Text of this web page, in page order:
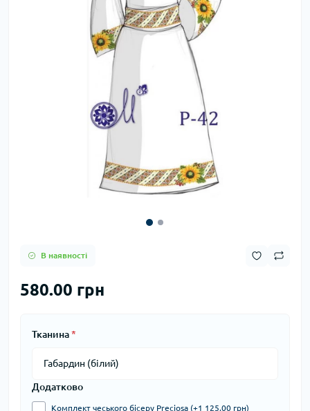
В наявності
580.00 грн
Тканина*
Додатково
Комплект чеського бісеру Preciosa (+1 125.00 грн)